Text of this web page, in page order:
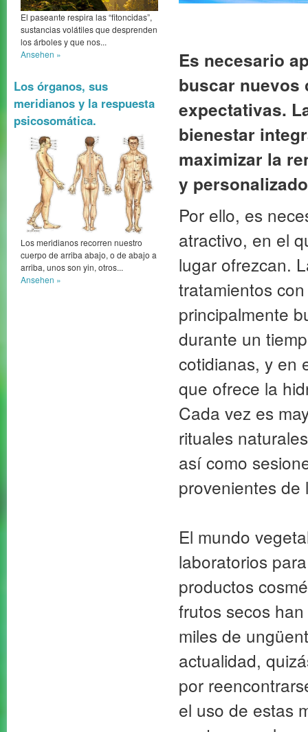
El paseante respira las “fitoncidas”,
sustancias volátiles que desprenden
los árboles y que nos...
Ansehen »
Los órganos, sus
meridianos y la respuesta
psicosomática.
Los meridianos recorren nuestro
cuerpo de arriba abajo, o de abajo a
arriba, unos son yin, otros...
Ansehen »
Es necesario
buscar nuevos
expectativas.
bienestar
maximizar la
y
Por ello, es
atractivo, en el
lugar ofrezcan.
tratamientos
principalmente
durante un
cotidianas, y en
que ofrece la
Cada vez es
rituales
así como
provenientes de
El mundo
laboratorios
productos
frutos secos
miles de
actualidad,
por
el uso de estas